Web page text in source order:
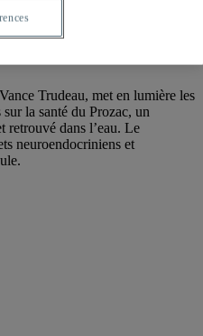
perturbateur
chez le poisson.
Trudeau, met en lumière les
la santé du Prozac, un
retrouvé dans l’eau. Le
neuroendocriniens et